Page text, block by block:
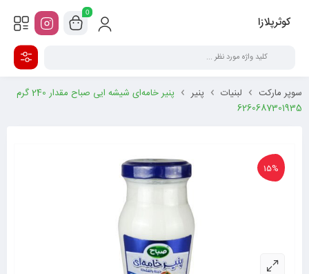
کوثرپلازا
0
سوپر مارکت لبنیات پنیر
پنیر خامه‌ای شیشه ایی صباح مقدار 240 گرم
6260687301935
15%